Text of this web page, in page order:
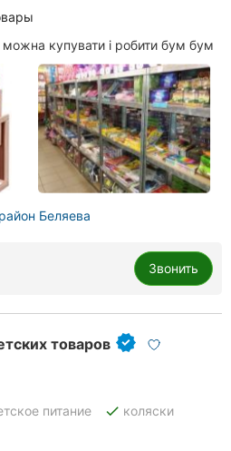
можна купувати і робити бум бум
Беляева
Звонить
товаров
питание done коляски